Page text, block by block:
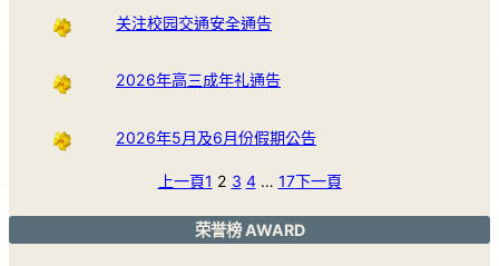
关注校园交通安全通告
2026年高三成年礼通告
2026年5月及6月份假期公告
上一頁1 2 3 4 … 17下一頁
荣誉榜 AWARD